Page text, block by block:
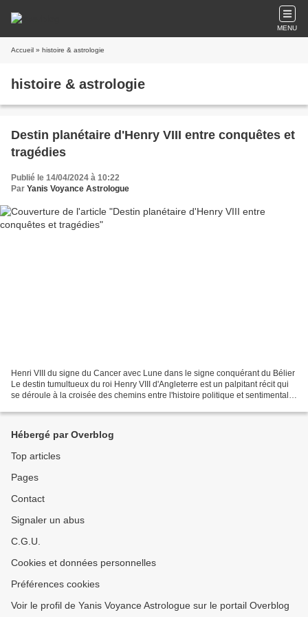
MENU
Accueil » histoire & astrologie
histoire & astrologie
Destin planétaire d'Henry VIII entre conquêtes et
tragédies
Publié le 14/04/2024 à 10:22
Par Yanis Voyance Astrologue
Henri VIII du signe du Cancer avec Lune dans le signe conquérant du Bélier
Le destin tumultueux du roi Henry VIII d'Angleterre est un palpitant récit qui
se déroule à la croisée des chemins entre l'histoire politique et sentimentale
Hébergé par Overblog
Top articles
Pages
Contact
Signaler un abus
C.G.U.
Cookies et données personnelles
Préférences cookies
Voir le profil de Yanis Voyance Astrologue sur le portail Overblog